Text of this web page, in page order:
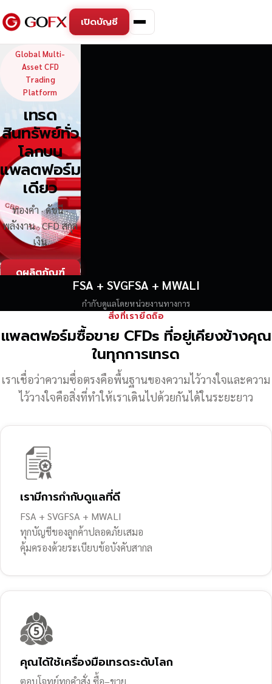
เปิดบัญชี
GoFX — Global Multi-
Global Multi-
Asset CFD
Trading
Platform
เทรด
สินทรัพย์ทั่ว
โลกบน
แพลตฟอร์ม
เดียว
ทองคำ · ดัชนี ·
พลังงาน · CFD สกุล
เงิน
ดูผลิตภัณฑ์
FSA + SVGFSA + MWALI
กำกับดูแลโดยหน่วยงานทางการ
สิ่งที่เรายึดถือ
แพลตฟอร์มซื้อขาย CFDs ที่อยู่เคียงข้างคุณ
ในทุกการเทรด
เราเชื่อว่าความซื่อตรงคือพื้นฐานของความไว้วางใจและความ
ไว้วางใจคือสิ่งที่ทำให้เราเดินไปด้วยกันได้ในระยะยาว
เรามีการกำกับดูแลที่ดี
FSA + SVGFSA + MWALI
ทุกบัญชีของลูกค้าปลอดภัยเสมอ
คุ้มครองด้วยระเบียบข้อบังคับสากล
คุณได้ใช้เครื่องมือเทรดระดับโลก
ตอบโจทย์ทุกคำสั่ง ซื้อ–ขาย